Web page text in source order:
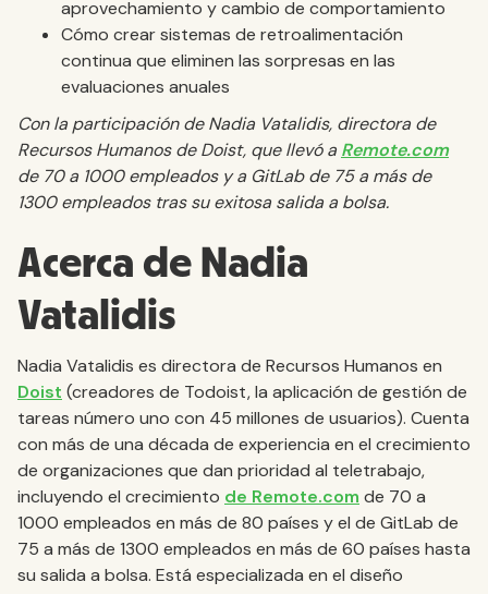
aprovechamiento y cambio de comportamiento
Cómo crear sistemas de retroalimentación
continua que eliminen las sorpresas en las
evaluaciones anuales
Con la participación de Nadia Vatalidis, directora de
Recursos Humanos de Doist, que llevó a Remote.com
de 70 a 1000 empleados y a GitLab de 75 a más de
1300 empleados tras su exitosa salida a bolsa.
Acerca de Nadia
Vatalidis
Nadia Vatalidis es directora de Recursos Humanos en
Doist (creadores de Todoist, la aplicación de gestión de
tareas número uno con 45 millones de usuarios). Cuenta
con más de una década de experiencia en el crecimiento
de organizaciones que dan prioridad al teletrabajo,
incluyendo el crecimiento de Remote.com de 70 a
1000 empleados en más de 80 países y el de GitLab de
75 a más de 1300 empleados en más de 60 países hasta
su salida a bolsa. Está especializada en el diseño